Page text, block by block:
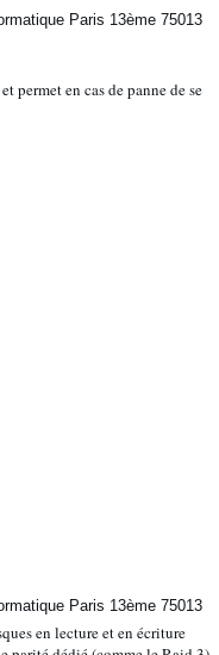
permet en cas de panne de se
en lecture et en écriture